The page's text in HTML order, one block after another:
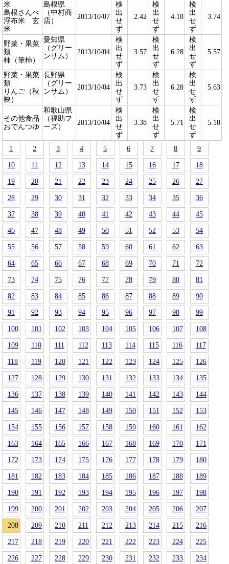
米
島根さんべ
浮布米 玄
米
島根県
（中村商
店）
2013/10/07
検
出
せ
ず
2.42
検
出
せ
ず
4.18
検
出
せ
ず
3.74
野菜・果菜
類
柿（筆柿）
愛知県
（グリー
ンサム）
2013/10/04
検
出
せ
ず
3.57
検
出
せ
ず
6.28
検
出
せ
ず
5.57
野菜・果菜
類
りんご（秋
映）
長野県
（グリー
ンサム）
2013/10/04
検
出
せ
ず
3.73
検
出
せ
ず
6.28
検
出
せ
ず
5.63
その他食品
おでんつゆ
和歌山県
（福助フ
ーズ）
2013/10/04
検
出
せ
ず
3.38
検
出
せ
ず
5.71
検
出
せ
ず
5.18
1 2 3 4 5 6 7 8 9
10 11 12 13 14 15 16 17 18
19 20 21 22 23 24 25 26 27
28 29 30 31 32 33 34 35 36
37 38 39 40 41 42 43 44 45
46 47 48 49 50 51 52 53 54
55 56 57 58 59 60 61 62 63
64 65 66 67 68 69 70 71 72
73 74 75 76 77 78 79 80 81
82 83 84 85 86 87 88 89 90
91 92 93 94 95 96 97 98 99
100 101 102 103 104 105 106 107 108
109 110 111 112 113 114 115 116 117
118 119 120 121 122 123 124 125 126
127 128 129 130 131 132 133 134 135
136 137 138 139 140 141 142 143 144
145 146 147 148 149 150 151 152 153
154 155 156 157 158 159 160 161 162
163 164 165 166 167 168 169 170 171
172 173 174 175 176 177 178 179 180
181 182 183 184 185 186 187 188 189
190 191 192 193 194 195 196 197 198
199 200 201 202 203 204 205 206 207
208 209 210 211 212 213 214 215 216
217 218 219 220 221 222 223 224 225
226 227 228 229 230 231 232 233 234